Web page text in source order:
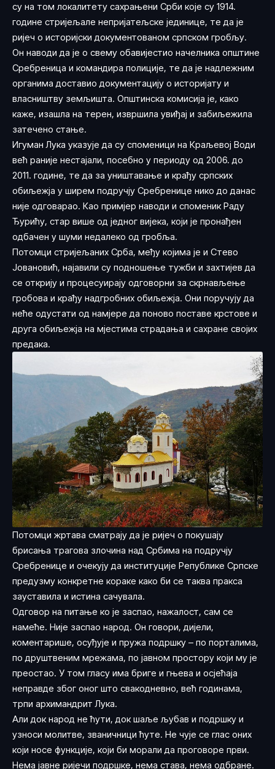
су на том локалитету сахрањени Срби које су 1914.
године стријељале непријатељске јединице, те да је
ријеч о историјски документованом српском гробљу.
Он наводи да је о свему обавијестио начелника општине
Сребреница и командира полиције, те да је надлежним
органима доставио документацију о историјату и
власништву земљишта. Општинска комисија је, како
каже, изашла на терен, извршила увиђај и забиљежила
затечено стање.
Игуман Лука указује да су споменици на Краљевој Води
већ раније нестајали, посебно у периоду од 2006. до
2011. године, те да за уништавање и крађу српских
обиљежја у ширем подручју Сребренице нико до данас
није одговарао. Као примјер наводи и споменик Раду
Ђурићу, стар више од једног вијека, који је пронађен
одбачен у шуми недалеко од гробља.
Потомци стријељаних Срба, међу којима је и Стево
Јовановић, најавили су подношење тужби и захтијев да
се открију и процесуирају одговорни за скрнављење
гробова и крађу надгробних обиљежја. Они поручују да
неће одустати од намјере да поново поставе крстове и
друга обиљежја на мјестима страдања и сахране својих
предака.
Потомци жртава сматрају да је ријеч о покушају
брисања трагова злочина над Србима на подручју
Сребренице и очекују да институције Републике Српске
предузму конкретне кораке како би се таква пракса
зауставила и истина сачувала.
Одговор на питање ко је заспао, нажалост, сам се
намеће. Није заспао народ. Он говори, дијели,
коментарише, осуђује и пружа подршку – по порталима,
по друштвеним мрежама, по јавном простору који му је
преостао. У том гласу има бриге и гњева и осјећаја
неправде због оног што свакодневно, већ годинама,
трпи архимандрит Лука.
Али док народ не ћути, док шаље љубав и подршку и
узноси молитве, званичници ћуте. Не чује се глас оних
који носе функције, који би морали да проговоре први.
Нема јавне ријечи подршке, нема става, нема одбране.